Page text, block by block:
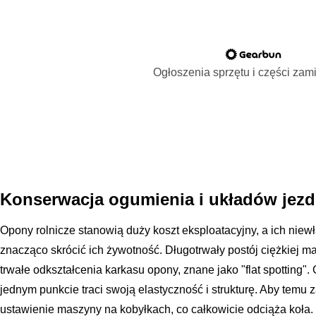
Ogłoszenia sprzętu i części
Konserwacja ogumienia i układów
Opony rolnicze stanowią duży koszt eksploatacyjny, a ich
znacząco skrócić ich żywotność. Długotrwały postój ciężkiej
trwałe odkształcenia karkasu opony, znane jako "flat
jednym punkcie traci swoją elastyczność i strukturę. Aby temu
ustawienie maszyny na kobyłkach, co całkowicie odciąża